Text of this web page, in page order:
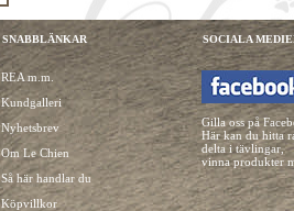
SNABBLÄNKAR
REA m.m.
Kundgalleri
Nyhetsbrev
Om Le Chien
Så här handlar du
Köpvillkor
SOCIALA
Gilla oss på
Här kan du hitta
delta i tävlingar,
vinna produkter